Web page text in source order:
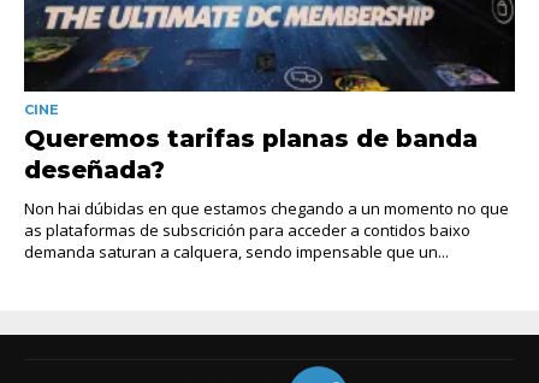
CINE
Queremos tarifas planas de banda
deseñada?
Non hai dúbidas en que estamos chegando a un momento no que
as plataformas de subscrición para acceder a contidos baixo
demanda saturan a calquera, sendo impensable que un...